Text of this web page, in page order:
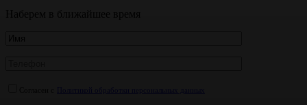
Наберем в ближайшее время